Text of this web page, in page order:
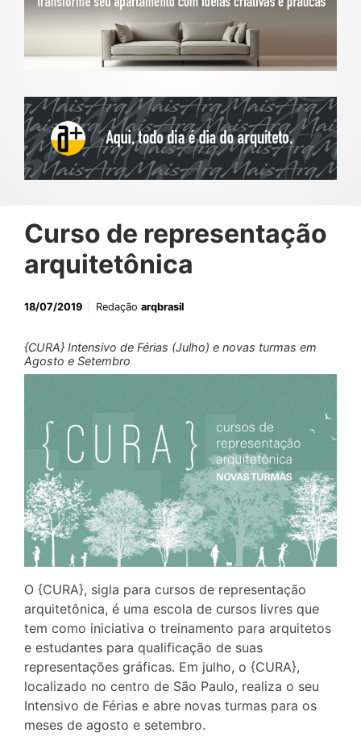
Curso de representação
arquitetônica
18/07/2019 Redação arqbrasil
{CURA} Intensivo de Férias (Julho) e novas turmas em
Agosto e Setembro
O {CURA}, sigla para cursos de representação
arquitetônica, é uma escola de cursos livres que
tem como iniciativa o treinamento para arquitetos
e estudantes para qualificação de suas
representações gráficas. Em julho, o {CURA},
localizado no centro de São Paulo, realiza o seu
Intensivo de Férias e abre novas turmas para os
meses de agosto e setembro.